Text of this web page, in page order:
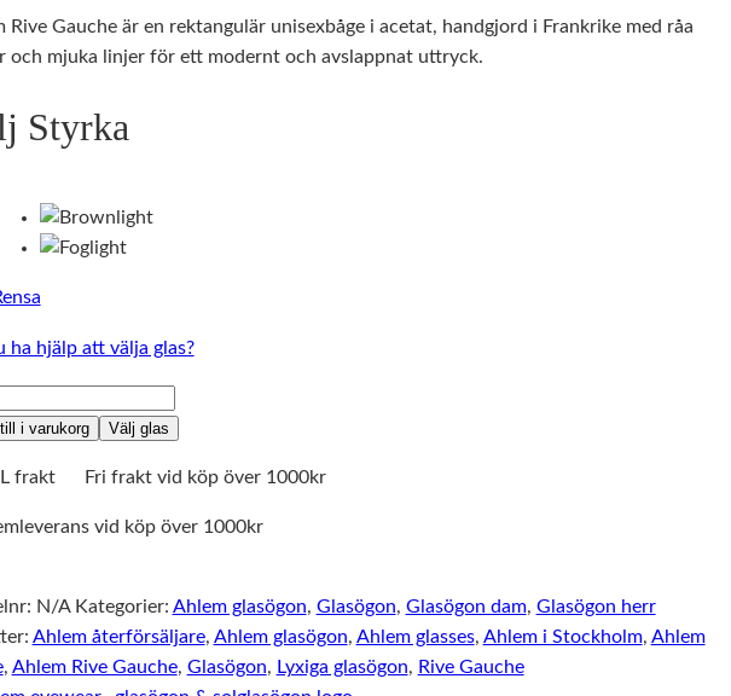
Rive Gauche är en rektangulär unisexbåge i acetat, handgjord i Frankrike med råa
och mjuka linjer för ett modernt och avslappnat uttryck.
Styrka
ha hjälp att välja glas?
till i varukorg Välj glas
Fri frakt vid köp över 1000kr
vid köp över 1000kr
N/A Kategorier: Ahlem glasögon, Glasögon, Glasögon dam, Glasögon herr
Ahlem återförsäljare, Ahlem glasögon, Ahlem glasses, Ahlem i Stockholm, Ahlem
, Ahlem Rive Gauche, Glasögon, Lyxiga glasögon, Rive Gauche